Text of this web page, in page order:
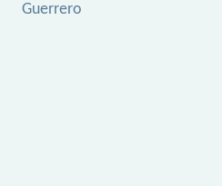
Guerrero